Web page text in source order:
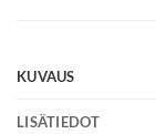
KUVAUS
LISÄTIEDOT